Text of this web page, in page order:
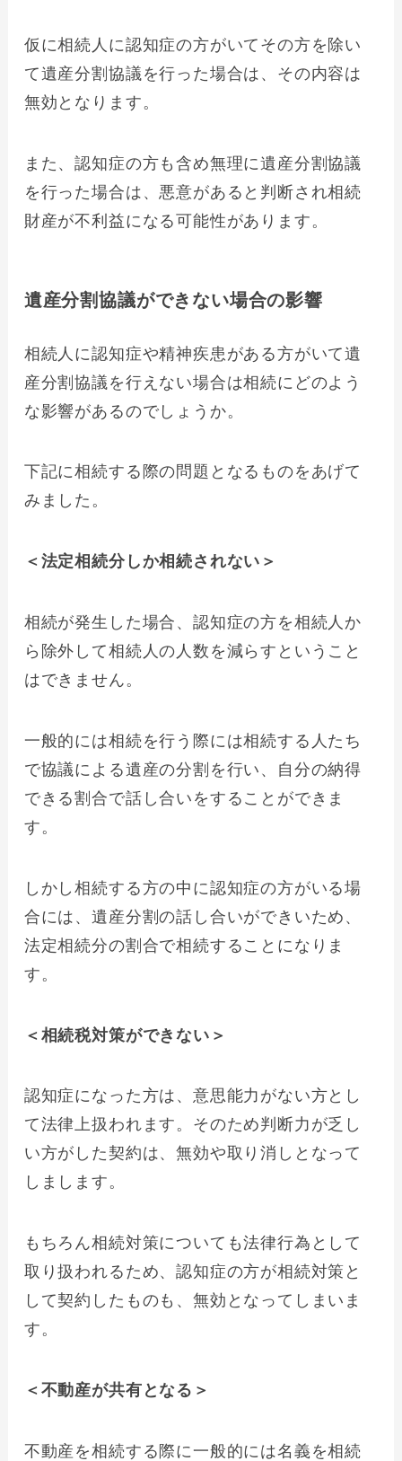
仮に相続人に認知症の方がいてその方を除い
て遺産分割協議を行った場合は、その内容は
無効となります。
また、認知症の方も含め無理に遺産分割協議
を行った場合は、悪意があると判断され相続
財産が不利益になる可能性があります。
遺産分割協議ができない場合の影響
相続人に認知症や精神疾患がある方がいて遺
産分割協議を行えない場合は相続にどのよう
な影響があるのでしょうか。
下記に相続する際の問題となるものをあげて
みました。
＜法定相続分しか相続されない＞
相続が発生した場合、認知症の方を相続人か
ら除外して相続人の人数を減らすということ
はできません。
一般的には相続を行う際には相続する人たち
で協議による遺産の分割を行い、自分の納得
できる割合で話し合いをすることができま
す。
しかし相続する方の中に認知症の方がいる場
合には、遺産分割の話し合いができいため、
法定相続分の割合で相続することになりま
す。
＜相続税対策ができない＞
認知症になった方は、意思能力がない方とし
て法律上扱われます。そのため判断力が乏し
い方がした契約は、無効や取り消しとなって
しまします。
もちろん相続対策についても法律行為として
取り扱われるため、認知症の方が相続対策と
して契約したものも、無効となってしまいま
す。
＜不動産が共有となる＞
不動産を相続する際に一般的には名義を相続